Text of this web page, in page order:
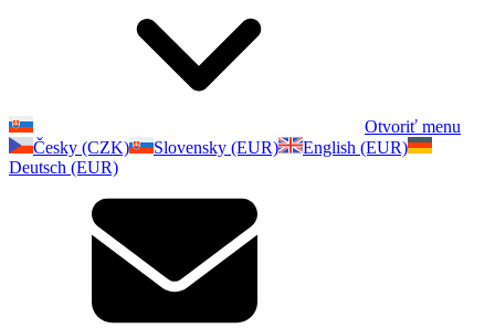
Otvoriť menu
Česky (CZK)
Slovensky (EUR)
English (EUR)
Deutsch (EUR)